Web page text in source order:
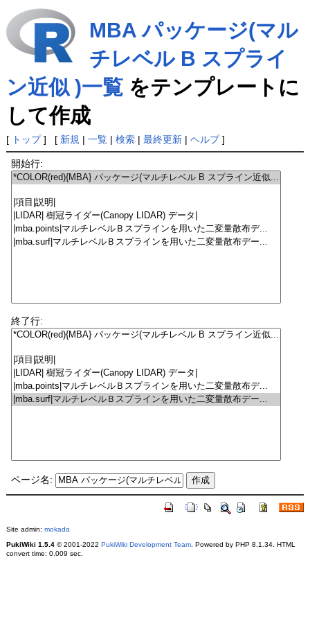
MBA パッケージ(マル
チレベル B スプライ
ン近似 )一覧をテンプレートに
して作成
[ トップ] [ 新規 | 一覧| 検索| 最終更新| ヘルプ]
開始行:
終了行:
ページ名:
Site admin: mokada
PukiWiki 1.5.4© 2001-2022 PukiWiki Development Team. Powered by PHP 8.1.34. HTML
convert time: 0.009 sec.